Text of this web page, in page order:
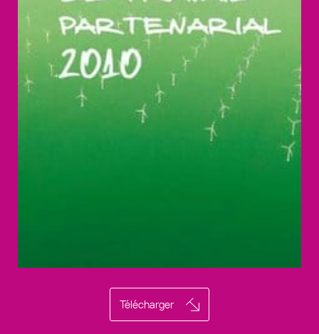
Télécharger